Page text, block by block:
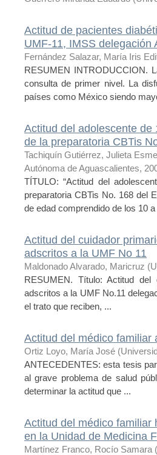
Actitud de pacientes
UMF-11, IMSS delegación
Fernández Salazar, María Iris
RESUMEN INTRODUCCION.
consulta de primer nivel. La
países como México siendo
Actitud del adolescente
de la preparatoria CBTis
Tachiquín Gutiérrez, Julieta
Autónoma de Aguascalientes,
TÍTULO: “Actitud del
preparatoria CBTis No. 168 del
de edad comprendido de los 10 a
Actitud del cuidador
adscritos a la UMF No 11
Maldonado Alvarado, Maricruz (
RESUMEN. Título: Actitud
adscritos a la UMF No.11
el trato que reciben, ...
Actitud del médico familiar
Ortiz Loyo, María José (
ANTECEDENTES: esta tesis
al grave problema de salud
determinar la actitud que ...
Actitud del médico familiar
en la Unidad de Medicina
Martínez Franco, Rocío Samara (